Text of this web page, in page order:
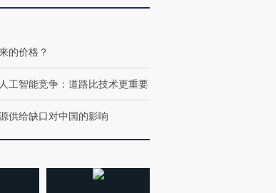
的价格？
工智能竞争：道路比技术更重要
供给缺口对中国的影响